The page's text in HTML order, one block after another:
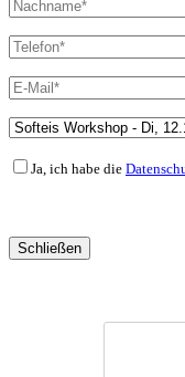
Ja, ich habe die
Schließen